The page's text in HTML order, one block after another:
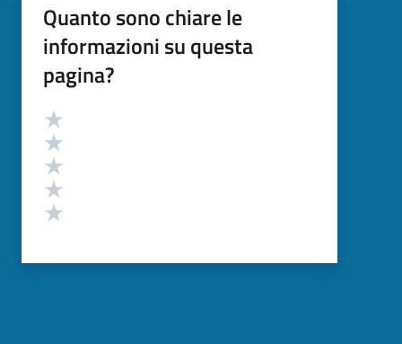
Quanto sono chiare le
informazioni su questa
pagina?
Valutazione